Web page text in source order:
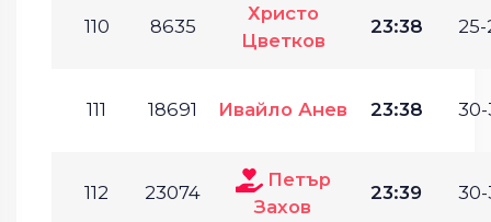
110 8635
Христо
Цветков
23:38 25-
111 18691 Ивайло Анев 23:38 30-
112 23074
Петър
Захов
23:39 30-